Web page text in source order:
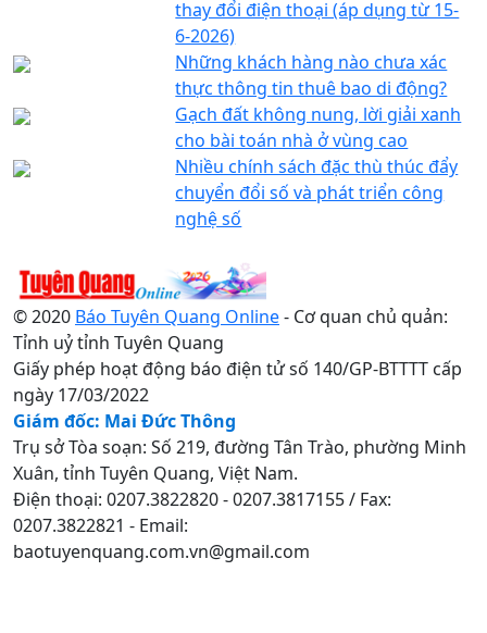
thay đổi điện thoại (áp dụng từ 15-
6-2026)
Những khách hàng nào chưa xác
thực thông tin thuê bao di động?
Gạch đất không nung, lời giải xanh
cho bài toán nhà ở vùng cao
Nhiều chính sách đặc thù thúc đẩy
chuyển đổi số và phát triển công
nghệ số
© 2020 Báo Tuyên Quang Online- Cơ quan chủ quản:
Tỉnh uỷ tỉnh Tuyên Quang
Giấy phép hoạt động báo điện tử số 140/GP-BTTTT cấp
ngày 17/03/2022
Giám đốc: Mai Đức Thông
Trụ sở Tòa soạn: Số 219, đường Tân Trào, phường Minh
Xuân, tỉnh Tuyên Quang, Việt Nam.
Điện thoại: 0207.3822820 - 0207.3817155 / Fax:
0207.3822821 - Email:
baotuyenquang.com.vn@gmail.com